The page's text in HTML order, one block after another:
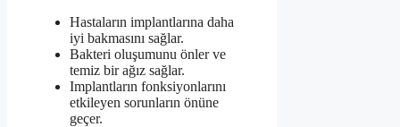
Hastaların implantlarına daha
iyi bakmasını sağlar.
Bakteri oluşumunu önler ve
temiz bir ağız sağlar.
Implantların fonksiyonlarını
etkileyen sorunların önüne
geçer.